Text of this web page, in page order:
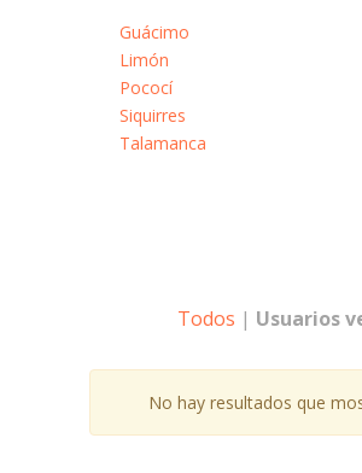
Guácimo
Limón
Pococí
Siquirres
Talamanca
Todos | Usuarios
No hay resultados que